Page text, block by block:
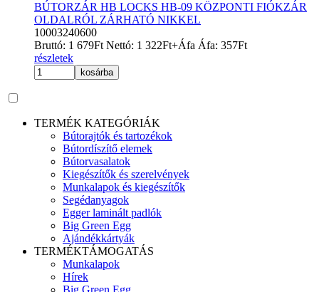
BÚTORZÁR HB LOCKS HB-09 KÖZPONTI FIÓKZÁR
OLDALRÓL ZÁRHATÓ NIKKEL
10003240600
Bruttó: 1 679Ft Nettó: 1 322Ft+Áfa Áfa: 357Ft
részletek
kosárba
TERMÉK KATEGÓRIÁK
Bútorajtók és tartozékok
Bútordíszítő elemek
Bútorvasalatok
Kiegészítők és szerelvények
Munkalapok és kiegészítők
Segédanyagok
Egger laminált padlók
Big Green Egg
Ajándékkártyák
TERMÉKTÁMOGATÁS
Munkalapok
Hírek